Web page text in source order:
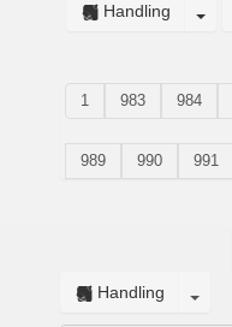
Handling
1 983 984
989
990 991
Handling